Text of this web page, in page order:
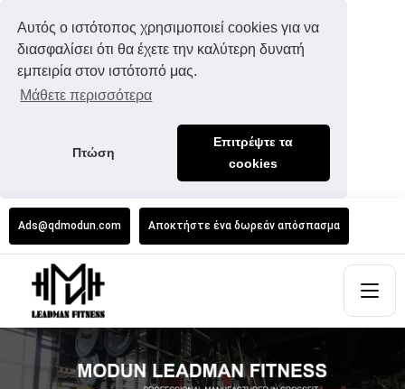
Αυτός ο ιστότοπος χρησιμοποιεί cookies για να
διασφαλίσει ότι θα έχετε την καλύτερη δυνατή
εμπειρία στον ιστότοπό μας.
Μάθετε περισσότερα
Πτώση
Επιτρέψτε τα
cookies
Ads@qdmodun.com Αποκτήστε ένα δωρεάν απόσπασμα